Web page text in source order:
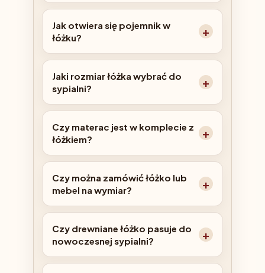
Jak otwiera się pojemnik w
łóżku?
Jaki rozmiar łóżka wybrać do
sypialni?
Czy materac jest w komplecie z
łóżkiem?
Czy można zamówić łóżko lub
mebel na wymiar?
Czy drewniane łóżko pasuje do
nowoczesnej sypialni?